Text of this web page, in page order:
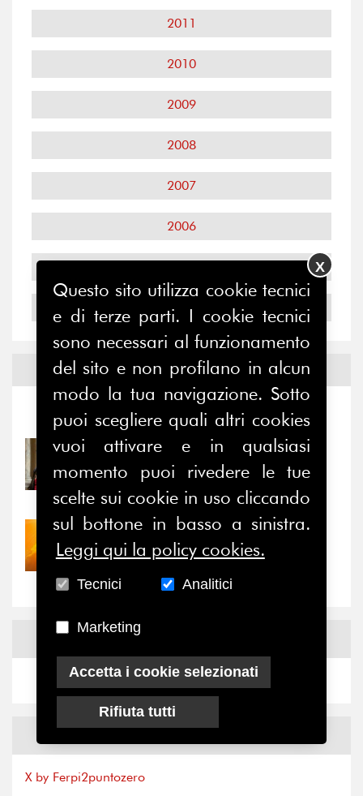
2011
2010
2009
2008
2007
2006
2004
Notizie edEventi
Notizie-Eventi
31/07/2026
Prima della pausa estiva,
il valore di...
Nove anni dopo la
News
X by Ferpi2puntozero
Questo sito utilizza cookie tecnici
e di terze parti. I cookie tecnici
sono necessari al funzionamento
del sito e non profilano in alcun
modo la tua navigazione. Sotto
puoi scegliere quali altri cookies
vuoi attivare e in qualsiasi
momento puoi rivedere le tue
scelte sui cookie in uso cliccando
sul bottone in basso a sinistra.
Leggi qui la policy cookies.
Tecnici Analitici
Marketing
Accetta i cookie selezionati
Rifiuta tutti
X